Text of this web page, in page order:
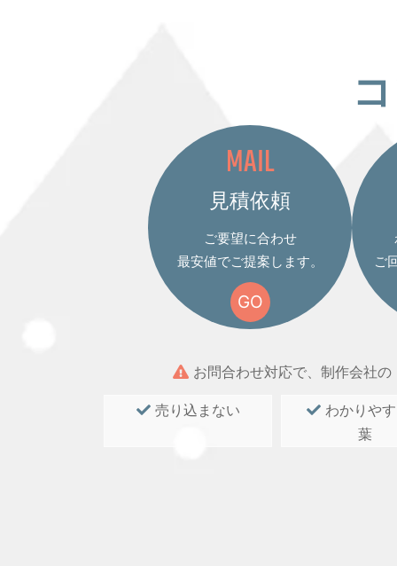
MAIL
見積依頼
ご要望に合わせ
最安値でご提案します。
GO
ご
お問合わせ対応で、制作会社の
売り込まない
わかりや
葉